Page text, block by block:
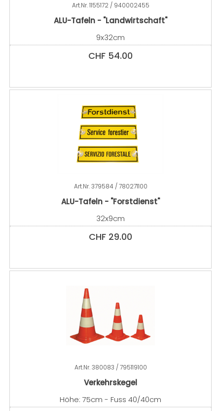
Art.Nr.1155172 / 940002455
ALU-Tafeln - "Landwirtschaft"
9x32cm
CHF 54.00
Art.Nr.379584 / 780271100
ALU-Tafeln - "Forstdienst"
32x9cm
CHF 29.00
Art.Nr.380083 / 795119100
Verkehrskegel
Höhe: 75cm - Fuss 40/40cm